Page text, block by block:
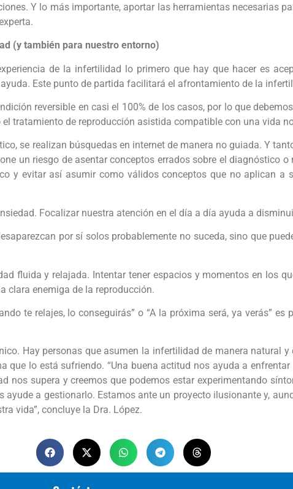
Y lo más importante, aportar las herramientas necesarias
(y también para nuestro entorno)
de la infertilidad lo primero que hay que hacer es
Este punto de partida facilitará el afrontamiento de la
reversible en casi el 100% de los casos, por lo que
tratamiento de reproducción asistida compatible con una vida
se realizan búsquedas en internet de manera no guiada. Y
un riesgo de asentar conceptos errados sobre el diagnóstico
y evitar así asumir como válidos conceptos que no aplican a
Focalizar nuestra atención en el día a día ayuda a
por sí solos probablemente no suceda, sino que
fluida y relajada. Intentar tener espacios y momentos en los
clara enemiga de la reproducción.
te relajes, lo conseguirás” o “A la próxima será, ya verás”
Hay personas que asumen la infertilidad de manera natural y
que lo está sufriendo. “Una buena actitud nos ayuda a
nos supera y creemos que podemos estar experimentando
a gestionarlo. Estamos ante un proyecto ilusionante y,
vida”, concluye la Dra. López.